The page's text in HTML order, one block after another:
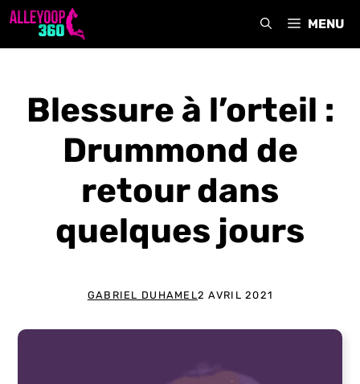
Aller
MENU
Blessure à l’orteil :
Drummond de
retour dans
quelques jours
GABRIEL DUHAMEL2 AVRIL 2021